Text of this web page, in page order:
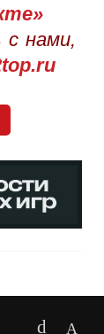
с нами,